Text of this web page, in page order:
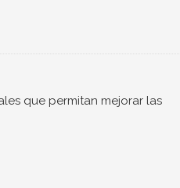
que permitan mejorar las